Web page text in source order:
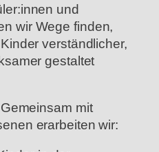
und
wir Wege finden,
verständlicher,
gestaltet
mit
erarbeiten wir: